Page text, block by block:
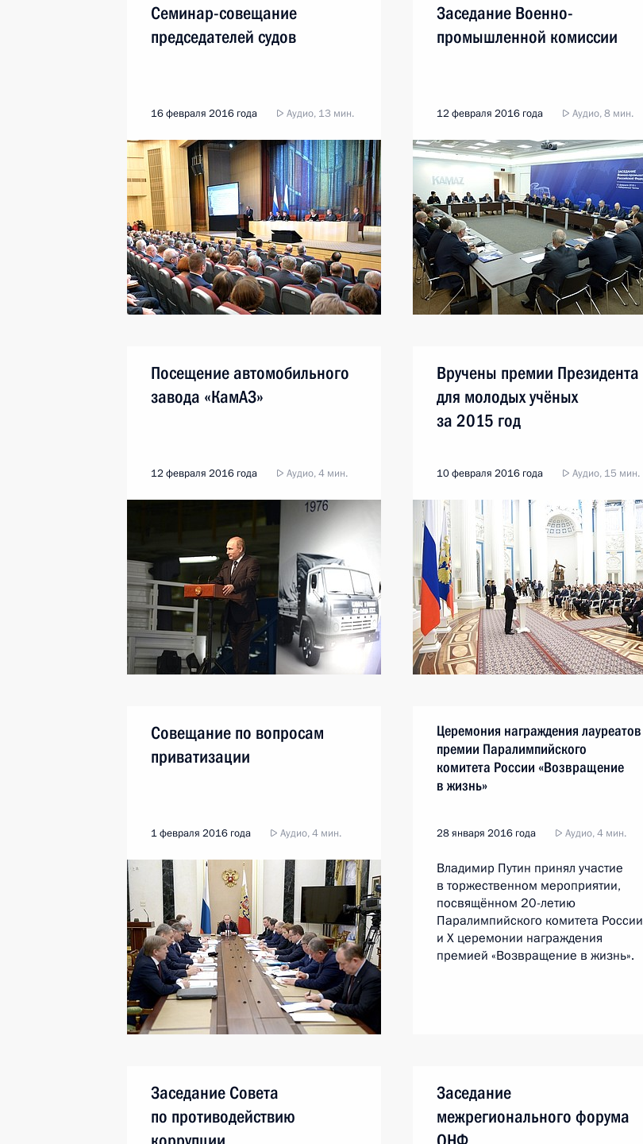
Семинар-совещание
председателей судов
16 февраля 2016 года Аудио, 13 мин.
Заседание Военно-
промышленной комиссии
12 февраля 2016 года Аудио, 8 мин.
Посещение автомобильного
завода «КамАЗ»
12 февраля 2016 года Аудио, 4 мин.
Вручены премии Президента
для молодых учёных
за 2015 год
10 февраля 2016 года Аудио, 15 мин.
Совещание по вопросам
приватизации
1 февраля 2016 года Аудио, 4 мин.
Церемония награждения лауреатов
премии Паралимпийского
комитета России «Возвращение
в жизнь»
28 января 2016 года Аудио, 4 мин.
Владимир Путин принял участие
в торжественном мероприятии,
посвящённом 20-летию
Паралимпийского комитета России
и Х церемонии награждения
премией «Возвращение в жизнь».
Заседание Совета
по противодействию
Заседание
межрегионального форума